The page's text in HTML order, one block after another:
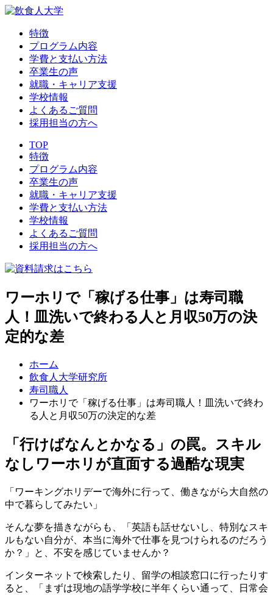
特徴
プログラム内容
学費と支払い方法
卒業生の声
就職・キャリア支援
学校情報
よくあるご質問
採用担当の方へ
TOP
特徴
プログラム内容
卒業生の声
就職・キャリア支援
学費と支払い方法
学校情報
よくあるご質問
採用担当の方へ
ワーホリで「稼げる仕事」は寿司職
人！皿洗いで終わる人と月収50万の決
定的な差
ホーム
飲食人大学研究所
寿司職人
ワーホリで「稼げる仕事」は寿司職人！皿洗いで終わ
る人と月収50万の決定的な差
「行けばなんとかなる」の罠。スキル
なしワーホリが直面する過酷な現実
「ワーキングホリデーで海外に行って、働きながら大自然の
中で暮らしてみたい」
そんな夢を描きながらも、「英語も話せないし、特別なスキ
ルもない自分が、本当に海外で仕事を見つけられるのだろう
か？」と、不安を感じていませんか？
インターネットで検索したり、留学の相談窓口に行ったりす
ると、「まずは現地の語学学校に半年くらい通って、日常会